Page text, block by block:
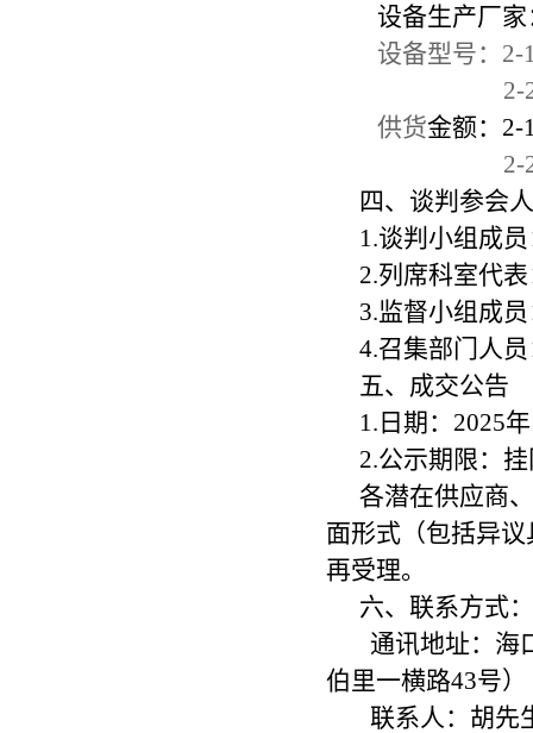
设备生产厂
设备型号：2-
2-
供货金额：2-
2-
四、谈判参会
1.谈判小组成
2.列席科室代
3.监督小组成
4.召集部门人
五、成交公告
1.日期：2025
2.公示期限：
各潜在供应商
面形式（包括异
再受理。
六、联系方式：
通讯地址：海
伯里一横路43号）
联系人：胡